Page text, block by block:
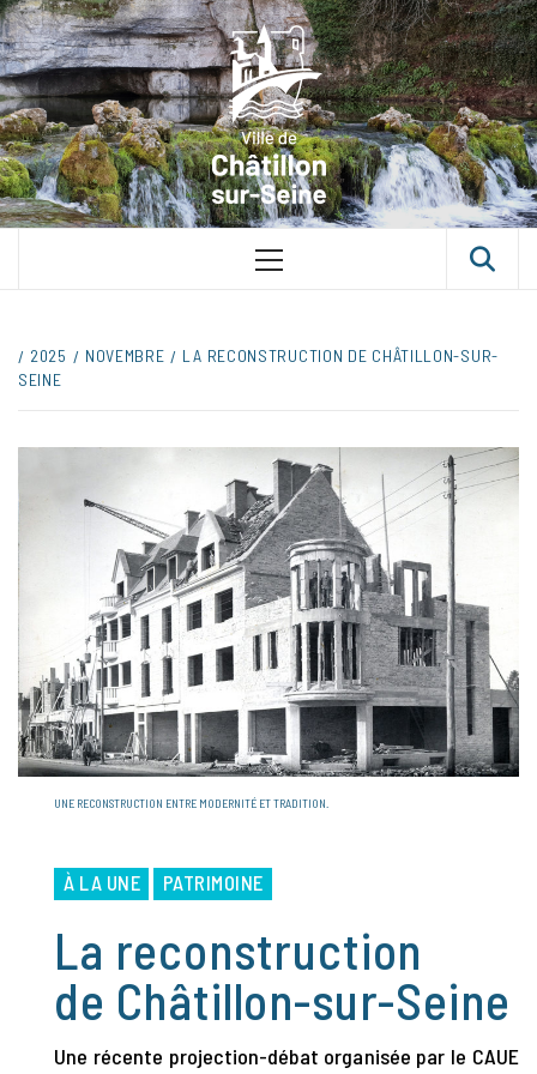
VILLE
SUR-SEINE
UNE VILLE DANS UN PARC
2025 NOVEMBRE
LA RECONSTRUCTION DE CHÂTILLON-SUR-
SEINE
UNE RECONSTRUCTION ENTRE MODERNITÉ ET TRADITION.
À LA UNE PATRIMOINE
La reconstruction
de Châtillon-sur-Seine
Une récente projection-débat organisée par le CAUE